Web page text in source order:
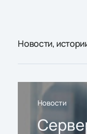
Новости,
Новости